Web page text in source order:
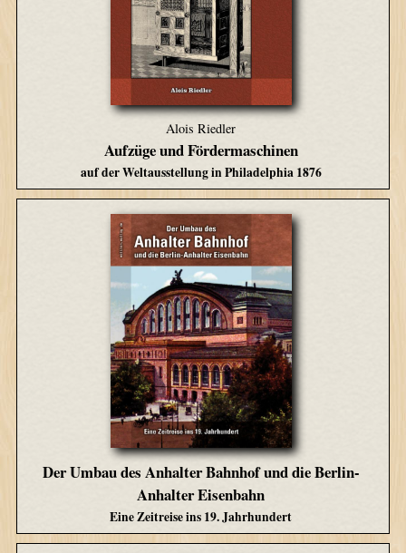
Alois Riedler
Aufzüge und Fördermaschinen
auf der Weltausstellung in Philadelphia 1876
Der Umbau des Anhalter Bahnhof und die Berlin-
Anhalter Eisenbahn
Eine Zeitreise ins 19. Jahrhundert